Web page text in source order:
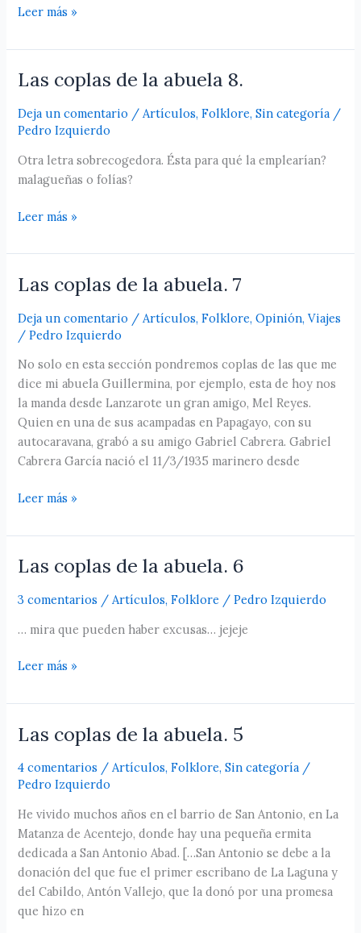
Leer más »
Las coplas de la abuela 8.
Deja un comentario /Artículos,Folklore,Sin categoría /
Pedro Izquierdo
Otra letra sobrecogedora. Ésta para qué la emplearían?
malagueñas o folías?
Las
de
la
abuela
Leer más »
Las coplas de la abuela. 7
Deja un comentario / Artículos,Folklore,Opinión,Viajes
/Pedro Izquierdo
No solo en esta sección pondremos coplas de las que me
dice mi abuela Guillermina, por ejemplo, esta de hoy nos
la manda desde Lanzarote un gran amigo, Mel Reyes.
Quien en una de sus acampadas en Papagayo, con su
autocaravana, grabó a su amigo Gabriel Cabrera. Gabriel
Cabrera García nació el 11/3/1935 marinero desde
Las
de
la
abuela.
7
Leer más »
Las coplas de la abuela. 6
3 comentarios /Artículos,Folklore /Pedro Izquierdo
… mira que pueden haber excusas… jejeje
Las
de
6Leer más »
Las coplas de la abuela. 5
4 comentarios /Artículos,Folklore,Sin categoría /
Pedro Izquierdo
He vivido muchos años en el barrio de San Antonio, en La
Matanza de Acentejo, donde hay una pequeña ermita
dedicada a San Antonio Abad. […San Antonio se debe a la
donación del que fue el primer escribano de La Laguna y
del Cabildo, Antón Vallejo, que la donó por una promesa
que hizo en
Las
de
la
abuela.
5